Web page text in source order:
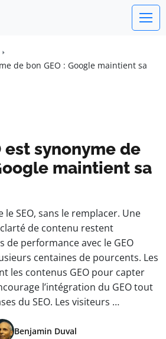
de bon GEO : Google maintient sa
est synonyme de
maintient sa
le SEO, sans le remplacer. Une
de contenu restent
de performance avec le GEO
centaines de pourcents. Les
les contenus GEO pour capter
l’intégration du GEO tout
du SEO. Les visiteurs …
Benjamin Duval